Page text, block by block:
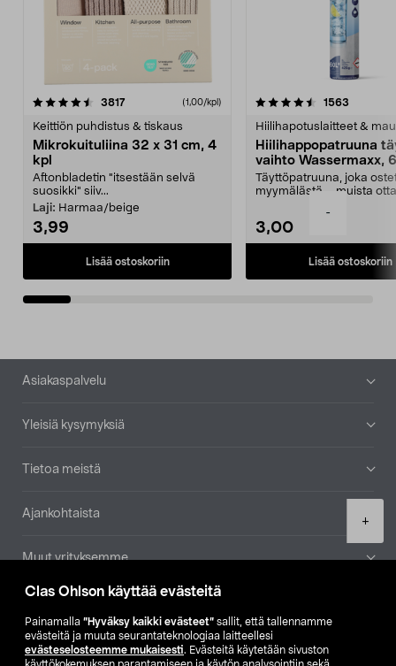
Clas Ohlson käyttää evästeitä
Painamalla ”Hyväksy kaikki evästeet” sallit, että tallennamme
evästeitä ja muuta seurantateknologiaa laitteellesi
evästeselosteemme mukaisesti. Evästeitä käytetään sivuston
-
+
3817arvostelut (1,00/kpl)
Keittiön puhdistus & tiskaus
Mikrokuituliina 32 x 31 cm, 4
kpl
Aftonbladetin "itsestään selvä
suosikki" siiv...
Laji: Harmaa/beige
3,99
Lisää ostoskoriin
4.5viidestä
1563
Hiilihapotuslaitteet &
Hiilihappopatruuna
vaihto Wassermaxx,
Täyttöpatruuna, joka
myymälästä – muista
3,00
Lisää ostoskoriin
4.5viidestä
Alatunniste
Asiakaspalvelu
Yleisiä kysymyksiä
Tietoa meistä
Ajankohtaista
Muut yrityksemme
Etsi myymälä
SE NO FI